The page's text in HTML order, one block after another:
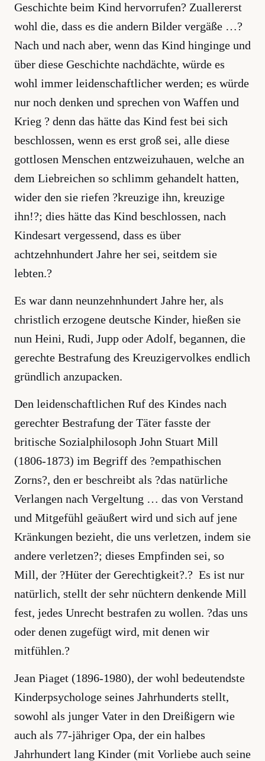
Geschichte beim Kind hervorrufen? Zuallererst
wohl die, dass es die andern Bilder vergäße …?
Nach und nach aber, wenn das Kind hinginge und
über diese Geschichte nachdächte, würde es
wohl immer leidenschaftlicher werden; es würde
nur noch denken und sprechen von Waffen und
Krieg ? denn das hätte das Kind fest bei sich
beschlossen, wenn es erst groß sei, alle diese
gottlosen Menschen entzweizuhauen, welche an
dem Liebreichen so schlimm gehandelt hatten,
wider den sie riefen ?kreuzige ihn, kreuzige
ihn!?; dies hätte das Kind beschlossen, nach
Kindesart vergessend, dass es über
achtzehnhundert Jahre her sei, seitdem sie
lebten.?
Es war dann neunzehnhundert Jahre her, als
christlich erzogene deutsche Kinder, hießen sie
nun Heini, Rudi, Jupp oder Adolf, begannen, die
gerechte Bestrafung des Kreuzigervolkes endlich
gründlich anzupacken.
Den leidenschaftlichen Ruf des Kindes nach
gerechter Bestrafung der Täter fasste der
britische Sozialphilosoph John Stuart Mill
(1806-1873) im Begriff des ?empathischen
Zorns?, den er beschreibt als ?das natürliche
Verlangen nach Vergeltung … das von Verstand
und Mitgefühl geäußert wird und sich auf jene
Kränkungen bezieht, die uns verletzen, indem sie
andere verletzen?; dieses Empfinden sei, so
Mill, der ?Hüter der Gerechtigkeit?.? Es ist nur
natürlich, stellt der sehr nüchtern denkende Mill
fest, jedes Unrecht bestrafen zu wollen. ?das uns
oder denen zugefügt wird, mit denen wir
mitfühlen.?
Jean Piaget (1896-1980), der wohl bedeutendste
Kinderpsychologe seines Jahrhunderts stellt,
sowohl als junger Vater in den Dreißigern wie
auch als 77-jähriger Opa, der ein halbes
Jahrhundert lang Kinder (mit Vorliebe auch seine